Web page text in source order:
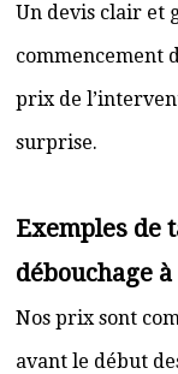
Un devis clair et
commencement
prix de
surprise.
Exemples de
débouchage
Nos prix sont
avant le début